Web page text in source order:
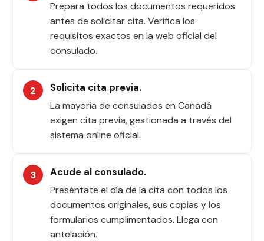
Prepara todos los documentos requeridos
antes de solicitar cita. Verifica los
requisitos exactos en la web oficial del
consulado.
Solicita cita previa.
La mayoría de consulados en Canadá
exigen cita previa, gestionada a través del
sistema online oficial.
Acude al consulado.
Preséntate el día de la cita con todos los
documentos originales, sus copias y los
formularios cumplimentados. Llega con
antelación.